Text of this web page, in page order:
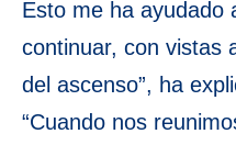
Esto me ha ayudado
continuar, con vistas
del ascenso”, ha
“Cuando nos